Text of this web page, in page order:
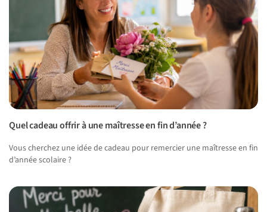
Quel cadeau offrir à une maîtresse en fin d’année ?
Vous cherchez une idée de cadeau pour remercier une maîtresse en fin
d’année scolaire ?